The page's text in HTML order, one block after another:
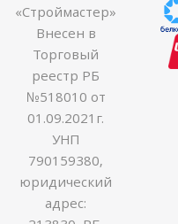
«Строймастер»
Внесен в
Торговый
реестр РБ
№518010 от
01.09.2021г.
УНП
790159380,
юридический
адрес: